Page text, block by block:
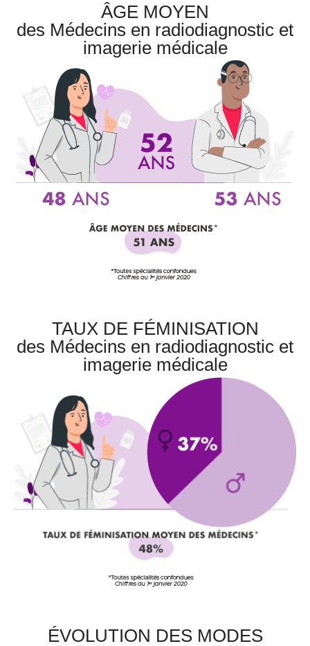
ÂGE MOYEN
des Médecins en radiodiagnostic et
imagerie médicale
TAUX DE FÉMINISATION
des Médecins en radiodiagnostic et
imagerie médicale
ÉVOLUTION DES MODES